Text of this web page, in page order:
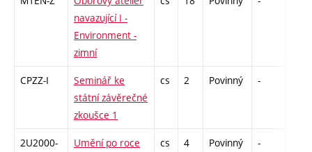
navazující I -
Environment -
zimní
CPZZ-I
Seminář ke
státní závěrečné
zkoušce 1
cs 2 Povinný -
2U2000-
Umění po roce
cs 4 Povinný -